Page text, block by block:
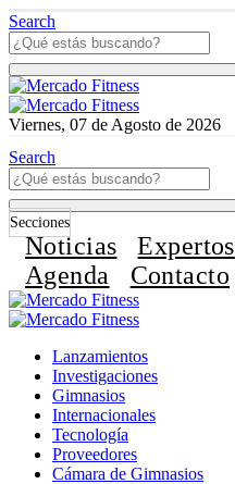
Search
Viernes, 07 de Agosto de 2026
Search
Secciones
Noticias Expertos
Agenda
Contacto
Lanzamientos
Investigaciones
Gimnasios
Internacionales
Tecnología
Proveedores
Cámara de Gimnasios